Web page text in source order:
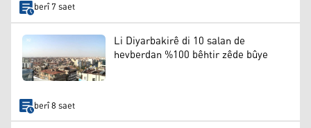
berî 7 saet
Li Diyarbakirê di 10 salan de
hevberdan %100 bêhtir zêde bûye
berî 8 saet